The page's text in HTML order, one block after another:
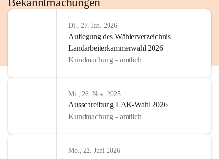
Di., 27. Jan. 2026
Auflegung des Wählerverzeichnis
Landarbeiterkammerwahl 2026
Kundmachung - amtlich
Mi., 26. Nov. 2025
Ausschreibung LAK-Wahl 2026
Kundmachung - amtlich
Mo., 22. Juni 2026